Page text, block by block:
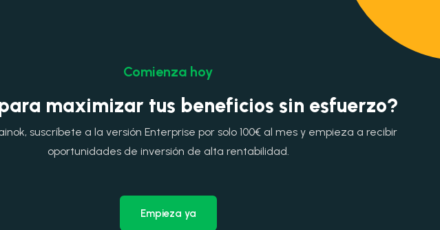
Comienza hoy
maximizar tus beneficios sin esfuerzo?
suscríbete a la versión Enterprise por solo 100€ al mes y empieza a recibir
oportunidades de inversión de alta rentabilidad.
Empieza ya